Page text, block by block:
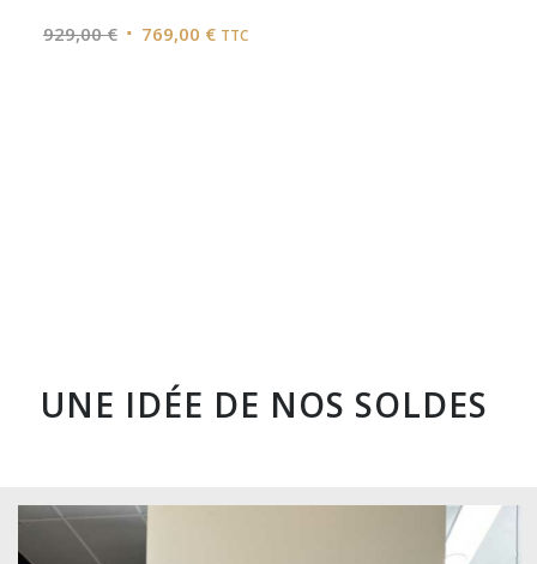
929,00€ Le 769,00 €Le
TTC
UNE IDÉE DE NOS SOLDES